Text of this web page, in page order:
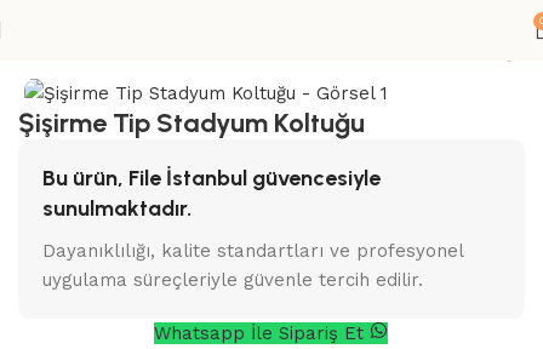
Şişirme Tip Stadyum Koltuğu
Bu ürün, File İstanbul güvencesiyle
sunulmaktadır.
Dayanıklılığı, kalite standartları ve profesyonel
uygulama süreçleriyle güvenle tercih edilir.
Whatsapp İle Sipariş Et